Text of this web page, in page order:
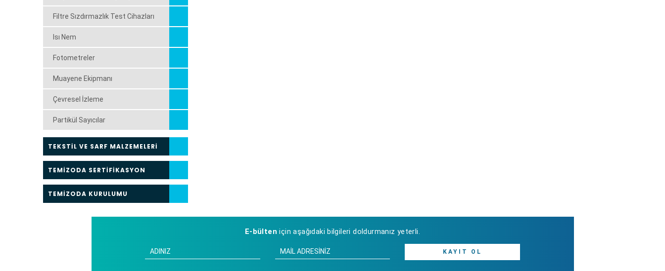
Filtre Sızdırmazlık Test Cihazları
Isı Nem
Fotometreler
Muayene Ekipmanı
Çevresel İzleme
Partikül Sayıcılar
TEKSTİL VE SARF MALZEMELERİ
TEMİZODA SERTİFİKASYON
TEMİZODA KURULUMU
E-bülten için aşağıdaki bilgileri doldurmanız yeterli.
KAYIT OL